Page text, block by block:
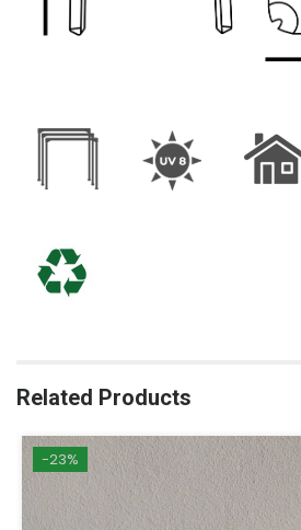
Related Products
-23%